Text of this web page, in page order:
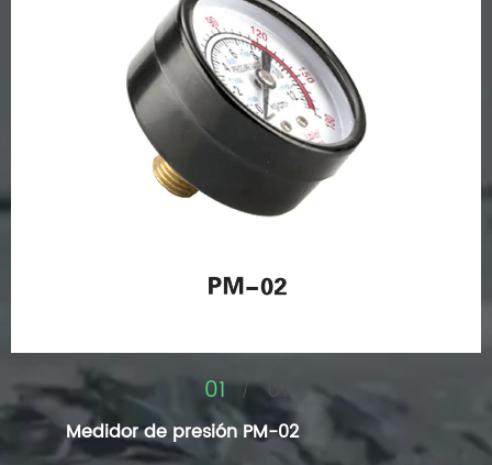
01 / 01
Medidor de presión PM-02